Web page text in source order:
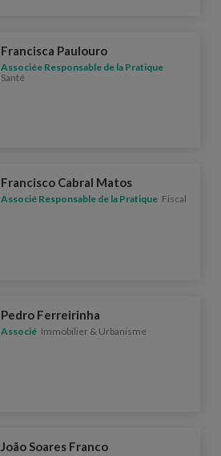
Francisca Paulouro
Associée Responsable de la Pratique
Santé
Francisco Cabral Matos
Associé Responsable de la Pratique Fiscal
Pedro Ferreirinha
Associé Immobilier & Urbanisme
João Soares Franco